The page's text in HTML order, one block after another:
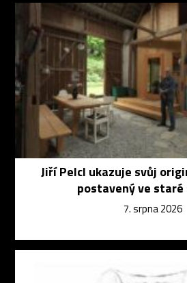
Jiří Pelcl ukazuje svůj
postavený ve
7. srpna 2026